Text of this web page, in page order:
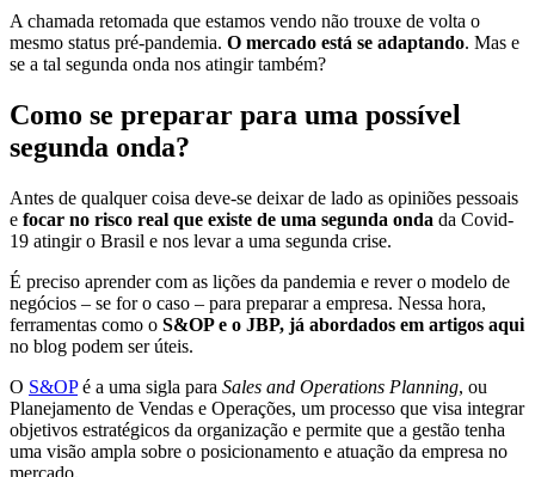
A chamada retomada que estamos vendo não trouxe de volta o
mesmo status pré-pandemia. O mercado está se adaptando. Mas e
se a tal segunda onda nos atingir também?
Como se preparar para uma possível
segunda onda?
Antes de qualquer coisa deve-se deixar de lado as opiniões pessoais
e focar no risco real que existe de uma segunda onda da Covid-
19 atingir o Brasil e nos levar a uma segunda crise.
É preciso aprender com as lições da pandemia e rever o modelo de
negócios – se for o caso – para preparar a empresa. Nessa hora,
ferramentas como o S&OP e o JBP, já abordados em artigos aqui
no blog podem ser úteis.
O S&OPé a uma sigla para Sales and Operations Planning, ou
Planejamento de Vendas e Operações, um processo que visa integrar
objetivos estratégicos da organização e permite que a gestão tenha
uma visão ampla sobre o posicionamento e atuação da empresa no